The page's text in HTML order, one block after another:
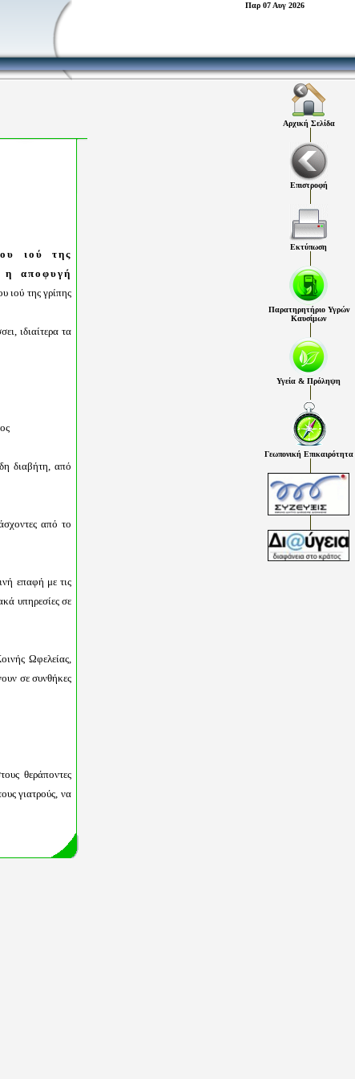
Παρ 07 Αυγ 2026
ιού της
η αποφυγή
ιού της γρίπης
ιδιαίτερα τα
διαβήτη, από
από το
επαφή με τις
υπηρεσίες σε
Ωφελείας,
σε συνθήκες
θεράποντες
γιατρούς, να
Αρχική Σελίδα
Επιστροφή
Εκτύπωση
Παρατηρητήριο Υγρών
Καυσίμων
Υγεία & Πρόληψη
Γεωπονική Επικαιρότητα